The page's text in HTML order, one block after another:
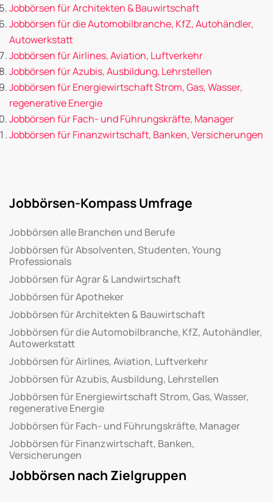
Jobbörsen für Architekten & Bauwirtschaft
Jobbörsen für die Automobilbranche, KfZ, Autohändler,
Autowerkstatt
Jobbörsen für Airlines, Aviation, Luftverkehr
Jobbörsen für Azubis, Ausbildung, Lehrstellen
Jobbörsen für Energiewirtschaft Strom, Gas, Wasser,
regenerative Energie
Jobbörsen für Fach- und Führungskräfte, Manager
Jobbörsen für Finanzwirtschaft, Banken, Versicherungen
Jobbörsen-Kompass Umfrage
Jobbörsen alle Branchen und Berufe
Jobbörsen für Absolventen, Studenten, Young
Professionals
Jobbörsen für Agrar & Landwirtschaft
Jobbörsen für Apotheker
Jobbörsen für Architekten & Bauwirtschaft
Jobbörsen für die Automobilbranche, KfZ, Autohändler,
Autowerkstatt
Jobbörsen für Airlines, Aviation, Luftverkehr
Jobbörsen für Azubis, Ausbildung, Lehrstellen
Jobbörsen für Energiewirtschaft Strom, Gas, Wasser,
regenerative Energie
Jobbörsen für Fach- und Führungskräfte, Manager
Jobbörsen für Finanzwirtschaft, Banken,
Versicherungen
Jobbörsen nach Zielgruppen